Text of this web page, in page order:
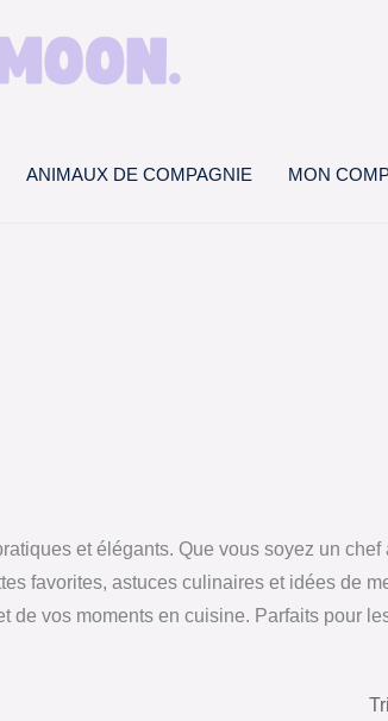
ANIMAUX DE COMPAGNIE MON
et élégants. Que vous soyez un
favorites, astuces culinaires et idées de
de vos moments en cuisine. Parfaits pour